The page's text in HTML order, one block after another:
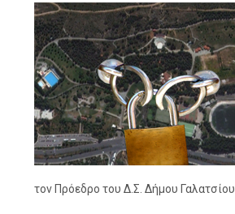
τον Πρόεδρο του Δ.Σ. Δήμου Γαλατσίου